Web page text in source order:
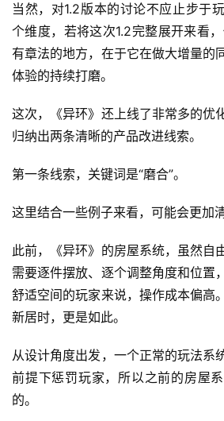
接
会
上
海
站
文
中
国
)
当然，对1.2版本的讨论不应止步于
个维度，若将这次1.2完整展开来看
有章法的地方，在于它在做大增量的
体验的持续打磨。
这次，《异环》还上线了非常多的优
归纳出两条清晰的产品改进线索。
第一条线索，关键词是“磨合”。
这里结合一些例子来看，可能会更加清
此前，《异环》的房屋系统，虽然自
需要逐件摆放、逐个调整角度和位置
舒适空间的玩家来说，操作成本偏高
新居时，更是如此。
从设计角度出发，一个正常的玩法系
前提下惩罚玩家，所以之前的房屋
的。